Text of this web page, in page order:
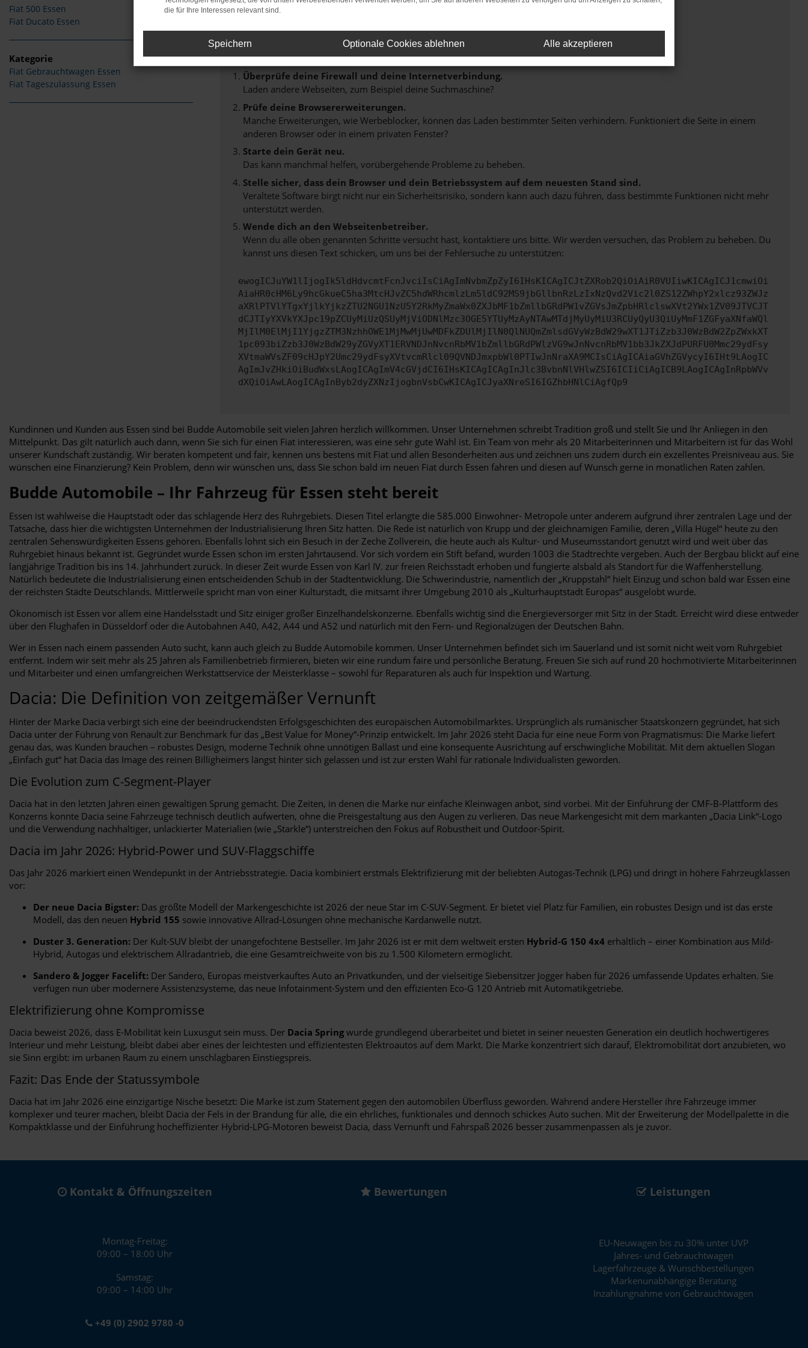
Fiat 500 Essen
Fiat Ducato Essen
Kategorie
Fiat Gebrauchtwagen Essen
Fiat Tageszulassung Essen
Fehler: Network Error
Beim Laden ist ein Fehler aufgetreten.
Hier sind ein paar Tipps, die dir helfen können:
Überprüfe deine Firewall und deine Internetverbindung.
Laden andere Webseiten, zum Beispiel deine Suchmaschine?
Prüfe deine Browsererweiterungen.
Manche Erweiterungen, wie Werbeblocker, können das Laden bestimmter Seiten verhindern. Funktioniert die Seite in einem
anderen Browser oder in einem privaten Fenster?
Starte dein Gerät neu.
Das kann manchmal helfen, vorübergehende Probleme zu beheben.
Stelle sicher, dass dein Browser und dein Betriebssystem auf dem neuesten Stand sind.
Veraltete Software birgt nicht nur ein Sicherheitsrisiko, sondern kann auch dazu führen, dass bestimmte Funktionen nicht mehr
unterstützt werden.
Wende dich an den Webseitenbetreiber.
Wenn du alle oben genannten Schritte versucht hast, kontaktiere uns bitte. Wir werden versuchen, das Problem zu beheben. Du
kannst uns diesen Text schicken, um uns bei der Fehlersuche zu unterstützen:
ewogICJuYW1lIjogIk5ldHdvcmtFcnJvciIsCiAgImNvbmZpZyI6IHsKICAgICJtZXRob2QiOiAiR0VUIiwKICAgICJ1cmwiOi
AiaHR0cHM6Ly9hcGkueC5ha3MtcHJvZC5hdWRhcmlzLm5ldC92MS9jbGllbnRzLzIxNzQvd2Vic2l0ZS12ZWhpY2xlcz93ZWJz
aXRlPTVlYTgxYjlkYjkzZTU2NGU1NzU5Y2RkMyZmaWx0ZXJbMF1bZmllbGRdPW1vZGVsJmZpbHRlclswXVt2YWx1ZV09JTVCJT
dCJTIyYXVkYXJpc19pZCUyMiUzQSUyMjViODNlMzc3OGE5YTUyMzAyNTAwMTdjMyUyMiU3RCUyQyU3QiUyMmF1ZGFyaXNfaWQl
MjIlM0ElMjI1YjgzZTM3NzhhOWE1MjMwMjUwMDFkZDUlMjIlN0QlNUQmZmlsdGVyWzBdW29wXT1JTiZzb3J0WzBdW2ZpZWxkXT
1pc093biZzb3J0WzBdW29yZGVyXT1ERVNDJnNvcnRbMV1bZmllbGRdPWlzVG9wJnNvcnRbMV1bb3JkZXJdPURFU0Mmc29ydFsy
XVtmaWVsZF09cHJpY2Umc29ydFsyXVtvcmRlcl09QVNDJmxpbWl0PTIwJnNraXA9MCIsCiAgICAiaGVhZGVycyI6IHt9LAogIC
AgImJvZHkiOiBudWxsLAogICAgImV4cGVjdCI6IHsKICAgICAgInJlc3BvbnNlVHlwZSI6ICIiCiAgICB9LAogICAgInRpbWVv
dXQiOiAwLAogICAgInByb2dyZXNzIjogbnVsbCwKICAgICJyaXNreSI6IGZhbHNlCiAgfQp9
Kundinnen und Kunden aus Essen sind bei Budde Automobile seit vielen Jahren herzlich willkommen. Unser Unternehmen schreibt Tradition groß und stellt Sie und Ihr Anliegen in den
Mittelpunkt. Das gilt natürlich auch dann, wenn Sie sich für einen Fiat interessieren, was eine sehr gute Wahl ist. Ein Team von mehr als 20 Mitarbeiterinnen und Mitarbeitern ist für das Wohl
unserer Kundschaft zuständig. Wir beraten kompetent und fair, kennen uns bestens mit Fiat und allen Besonderheiten aus und zeichnen uns zudem durch ein exzellentes Preisniveau aus. Sie
wünschen eine Finanzierung? Kein Problem, denn wir wünschen uns, dass Sie schon bald im neuen Fiat durch Essen fahren und diesen auf Wunsch gerne in monatlichen Raten zahlen.
Budde Automobile – Ihr Fahrzeug für Essen steht bereit
Essen ist wahlweise die Hauptstadt oder das schlagende Herz des Ruhrgebiets. Diesen Titel erlangte die 585.000 Einwohner- Metropole unter anderem aufgrund ihrer zentralen Lage und der
Tatsache, dass hier die wichtigsten Unternehmen der Industrialisierung Ihren Sitz hatten. Die Rede ist natürlich von Krupp und der gleichnamigen Familie, deren „Villa Hügel“ heute zu den
zentralen Sehenswürdigkeiten Essens gehören. Ebenfalls lohnt sich ein Besuch in der Zeche Zollverein, die heute auch als Kultur- und Museumsstandort genutzt wird und weit über das
Ruhrgebiet hinaus bekannt ist. Gegründet wurde Essen schon im ersten Jahrtausend. Vor sich vordem ein Stift befand, wurden 1003 die Stadtrechte vergeben. Auch der Bergbau blickt auf eine
langjährige Tradition bis ins 14. Jahrhundert zurück. In dieser Zeit wurde Essen von Karl IV. zur freien Reichsstadt erhoben und fungierte alsbald als Standort für die Waffenherstellung.
Natürlich bedeutete die Industrialisierung einen entscheidenden Schub in der Stadtentwicklung. Die Schwerindustrie, namentlich der „Kruppstahl“ hielt Einzug und schon bald war Essen eine
der reichsten Städte Deutschlands. Mittlerweile spricht man von einer Kulturstadt, die mitsamt ihrer Umgebung 2010 als „Kulturhauptstadt Europas“ ausgelobt wurde.
Ökonomisch ist Essen vor allem eine Handelsstadt und Sitz einiger großer Einzelhandelskonzerne. Ebenfalls wichtig sind die Energieversorger mit Sitz in der Stadt. Erreicht wird diese entweder
über den Flughafen in Düsseldorf oder die Autobahnen A40, A42, A44 und A52 und natürlich mit den Fern- und Regionalzügen der Deutschen Bahn.
Wer in Essen nach einem passenden Auto sucht, kann auch gleich zu Budde Automobile kommen. Unser Unternehmen befindet sich im Sauerland und ist somit nicht weit vom Ruhrgebiet
entfernt. Indem wir seit mehr als 25 Jahren als Familienbetrieb firmieren, bieten wir eine rundum faire und persönliche Beratung. Freuen Sie sich auf rund 20 hochmotivierte Mitarbeiterinnen
und Mitarbeiter und einen umfangreichen Werkstattservice der Meisterklasse – sowohl für Reparaturen als auch für Inspektion und Wartung.
Dacia: Die Definition von zeitgemäßer Vernunft
Hinter der Marke Dacia verbirgt sich eine der beeindruckendsten Erfolgsgeschichten des europäischen Automobilmarktes. Ursprünglich als rumänischer Staatskonzern gegründet, hat sich
Dacia unter der Führung von Renault zur Benchmark für das „Best Value for Money“-Prinzip entwickelt. Im Jahr 2026 steht Dacia für eine neue Form von Pragmatismus: Die Marke liefert
genau das, was Kunden brauchen – robustes Design, moderne Technik ohne unnötigen Ballast und eine konsequente Ausrichtung auf erschwingliche Mobilität. Mit dem aktuellen Slogan
„Einfach gut“ hat Dacia das Image des reinen Billigheimers längst hinter sich gelassen und ist zur ersten Wahl für rationale Individualisten geworden.
Die Evolution zum C-Segment-Player
Dacia hat in den letzten Jahren einen gewaltigen Sprung gemacht. Die Zeiten, in denen die Marke nur einfache Kleinwagen anbot, sind vorbei. Mit der Einführung der CMF-B-Plattform des
Konzerns konnte Dacia seine Fahrzeuge technisch deutlich aufwerten, ohne die Preisgestaltung aus den Augen zu verlieren. Das neue Markengesicht mit dem markanten „Dacia Link“-Logo
und die Verwendung nachhaltiger, unlackierter Materialien (wie „Starkle“) unterstreichen den Fokus auf Robustheit und Outdoor-Spirit.
Dacia im Jahr 2026: Hybrid-Power und SUV-Flaggschiffe
Das Jahr 2026 markiert einen Wendepunkt in der Antriebsstrategie. Dacia kombiniert erstmals Elektrifizierung mit der beliebten Autogas-Technik (LPG) und dringt in höhere Fahrzeugklassen
vor:
Der neue Dacia Bigster: Das größte Modell der Markengeschichte ist 2026 der neue Star im C-SUV-Segment. Er bietet viel Platz für Familien, ein robustes Design und ist das erste
Modell, das den neuen Hybrid 155 sowie innovative Allrad-Lösungen ohne mechanische Kardanwelle nutzt.
Duster 3. Generation: Der Kult-SUV bleibt der unangefochtene Bestseller. Im Jahr 2026 ist er mit dem weltweit ersten Hybrid-G 150 4x4 erhältlich – einer Kombination aus Mild-
Hybrid, Autogas und elektrischem Allradantrieb, die eine Gesamtreichweite von bis zu 1.500 Kilometern ermöglicht.
Sandero & Jogger Facelift: Der Sandero, Europas meistverkauftes Auto an Privatkunden, und der vielseitige Siebensitzer Jogger haben für 2026 umfassende Updates erhalten. Sie
verfügen nun über modernere Assistenzsysteme, das neue Infotainment-System und den effizienten Eco-G 120 Antrieb mit Automatikgetriebe.
Elektrifizierung ohne Kompromisse
Dacia beweist 2026, dass E-Mobilität kein Luxusgut sein muss. Der Dacia Spring wurde grundlegend überarbeitet und bietet in seiner neuesten Generation ein deutlich hochwertigeres
Interieur und mehr Leistung, bleibt dabei aber eines der leichtesten und effizientesten Elektroautos auf dem Markt. Die Marke konzentriert sich darauf, Elektromobilität dort anzubieten, wo
sie Sinn ergibt: im urbanen Raum zu einem unschlagbaren Einstiegspreis.
Fazit: Das Ende der Statussymbole
Dacia hat im Jahr 2026 eine einzigartige Nische besetzt: Die Marke ist zum Statement gegen den automobilen Überfluss geworden. Während andere Hersteller ihre Fahrzeuge immer
komplexer und teurer machen, bleibt Dacia der Fels in der Brandung für alle, die ein ehrliches, funktionales und dennoch schickes Auto suchen. Mit der Erweiterung der Modellpalette in die
Kompaktklasse und der Einführung hocheffizienter Hybrid-LPG-Motoren beweist Dacia, dass Vernunft und Fahrspaß 2026 besser zusammenpassen als je zuvor.
Kontakt & Öffnungszeiten
Montag-Freitag:
09:00 – 18:00 Uhr
Samstag:
09:00 – 14:00 Uhr
+49 (0) 2902 9780 -0
Bewertungen Leistungen
EU-Neuwagen bis zu 30% unter UVP
Jahres- und Gebrauchtwagen
Lagerfahrzeuge & Wunschbestellungen
Markenunabhängige Beratung
Inzahlungnahme von Gebrauchtwagen
die für Ihre Interessen relevant sind.
Speichern Optionale Cookies ablehnen Alle akzeptieren